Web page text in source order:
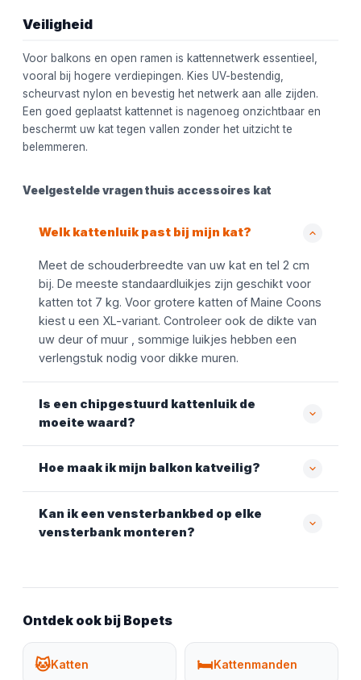
Veiligheid
Voor balkons en open ramen is kattennetwerk essentieel,
vooral bij hogere verdiepingen. Kies UV-bestendig,
scheurvast nylon en bevestig het netwerk aan alle zijden.
Een goed geplaatst kattennet is nagenoeg onzichtbaar en
beschermt uw kat tegen vallen zonder het uitzicht te
belemmeren.
Veelgestelde vragen thuis accessoires kat
Welk kattenluik past bij mijn kat?
Meet de schouderbreedte van uw kat en tel 2 cm
bij. De meeste standaardluikjes zijn geschikt voor
katten tot 7 kg. Voor grotere katten of Maine Coons
kiest u een XL-variant. Controleer ook de dikte van
uw deur of muur , sommige luikjes hebben een
verlengstuk nodig voor dikke muren.
Is een chipgestuurd kattenluik de
moeite waard?
Hoe maak ik mijn balkon katveilig?
Kan ik een vensterbankbed op elke
vensterbank monteren?
Ontdek ook bij Bopets
🐱Katten 🛏️Kattenmanden